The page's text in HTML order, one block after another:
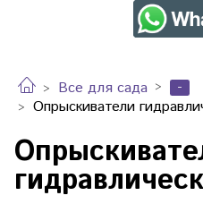
Все для сада
-
Опрыскиватели